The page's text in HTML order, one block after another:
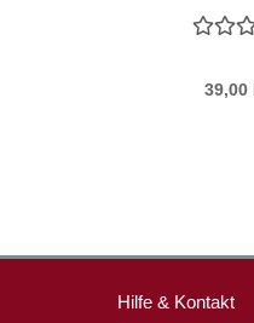
39,00
Hilfe & Kontakt